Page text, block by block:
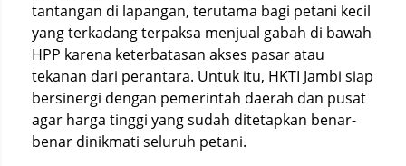
tantangan di lapangan, terutama bagi petani kecil
yang terkadang terpaksa menjual gabah di bawah
HPP karena keterbatasan akses pasar atau
tekanan dari perantara. Untuk itu, HKTI Jambi siap
bersinergi dengan pemerintah daerah dan pusat
agar harga tinggi yang sudah ditetapkan benar-
benar dinikmati seluruh petani.